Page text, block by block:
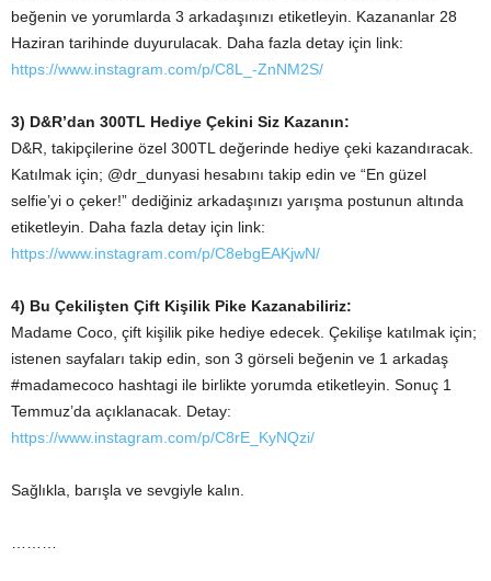
beğenin ve yorumlarda 3 arkadaşınızı etiketleyin. Kazananlar 28
Haziran tarihinde duyurulacak. Daha fazla detay için link:
https://www.instagram.com/p/C8L_-ZnNM2S/
3) D&R’dan 300TL Hediye Çekini Siz Kazanın:
D&R, takipçilerine özel 300TL değerinde hediye çeki kazandıracak.
Katılmak için; @dr_dunyasi hesabını takip edin ve “En güzel
selfie’yi o çeker!” dediğiniz arkadaşınızı yarışma postunun altında
etiketleyin. Daha fazla detay için link:
https://www.instagram.com/p/C8ebgEAKjwN/
4) Bu Çekilişten Çift Kişilik Pike Kazanabiliriz:
Madame Coco, çift kişilik pike hediye edecek. Çekilişe katılmak için;
istenen sayfaları takip edin, son 3 görseli beğenin ve 1 arkadaş
#madamecoco hashtagi ile birlikte yorumda etiketleyin. Sonuç 1
Temmuz’da açıklanacak. Detay:
https://www.instagram.com/p/C8rE_KyNQzi/
Sağlıkla, barışla ve sevgiyle kalın.